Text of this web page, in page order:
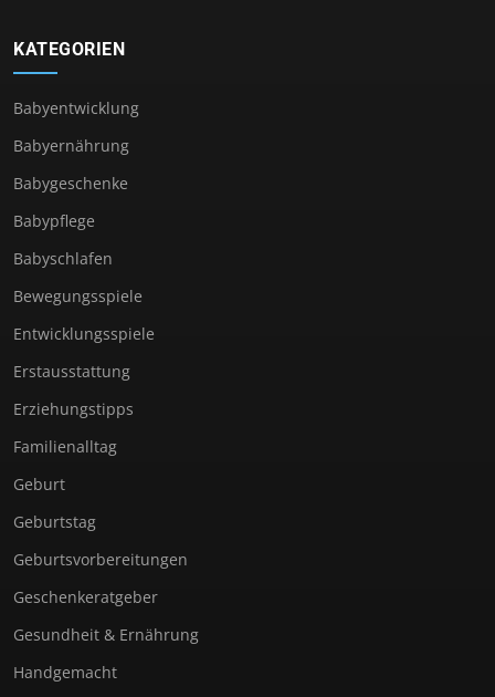
KATEGORIEN
Babyentwicklung
Babyernährung
Babygeschenke
Babypflege
Babyschlafen
Bewegungsspiele
Entwicklungsspiele
Erstausstattung
Erziehungstipps
Familienalltag
Geburt
Geburtstag
Geburtsvorbereitungen
Geschenkeratgeber
Gesundheit & Ernährung
Handgemacht